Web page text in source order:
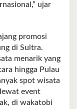
ujar
promosi
di Sultra.
menarik yang
hingga Pulau
spot wisata
event
di wakatobi